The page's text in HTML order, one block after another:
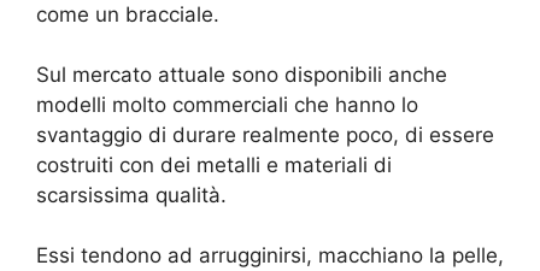
come un bracciale.
Sul mercato attuale sono disponibili anche
modelli molto commerciali che hanno lo
svantaggio di durare realmente poco, di essere
costruiti con dei metalli e materiali di
scarsissima qualità.
Essi tendono ad arrugginirsi, macchiano la pelle,